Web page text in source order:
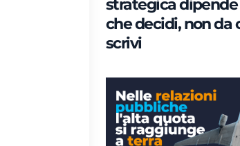
strategica dipende
che decidi, non da
scrivi